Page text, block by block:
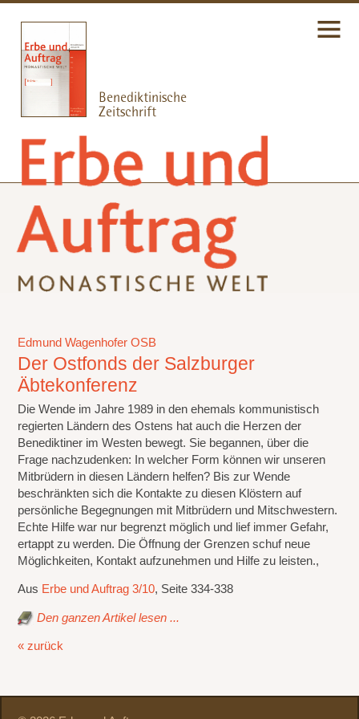
Edmund Wagenhofer OSB
Der Ostfonds der Salzburger
Äbtekonferenz
Die Wende im Jahre 1989 in den ehemals kommunistisch
regierten Ländern des Ostens hat auch die Herzen der
Benediktiner im Westen bewegt. Sie begannen, über die
Frage nachzudenken: In welcher Form können wir unseren
Mitbrüdern in diesen Ländern helfen? Bis zur Wende
beschränkten sich die Kontakte zu diesen Klöstern auf
persönliche Begegnungen mit Mitbrüdern und Mitschwestern.
Echte Hilfe war nur begrenzt möglich und lief immer Gefahr,
ertappt zu werden. Die Öffnung der Grenzen schuf neue
Möglichkeiten, Kontakt aufzunehmen und Hilfe zu leisten.,
Aus Erbe und Auftrag 3/10, Seite 334-338
Den ganzen Artikel lesen ...
« zurück